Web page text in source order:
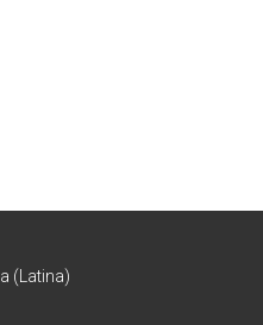
(Latina)